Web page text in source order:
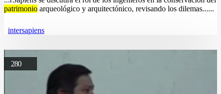
patrimonio arqueológico y arquitectónico, revisando los dilemas......
intersapiens
280